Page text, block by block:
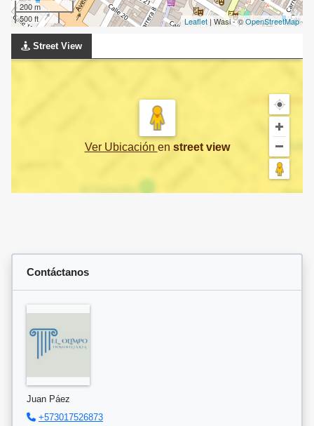
200 m
500 ft
Leaflet | Wasi - ©OpenStreetMap
Street View
Ver Ubicación en street view
Contáctanos
Juan Páez
+573017526873